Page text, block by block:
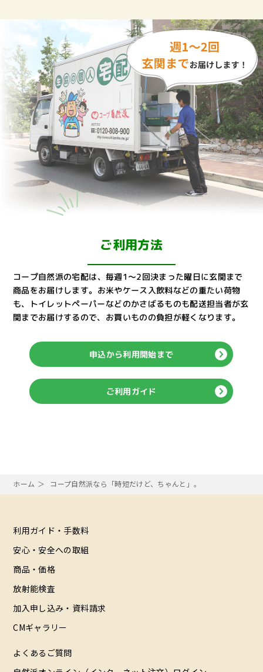
ご利用方法
コープ自然派の宅配は、毎週1～2回決まった曜日に玄関まで
商品をお届けします。 お米やケース入飲料などの重たい荷物
も、トイレットペーパーなどのかさばるものも配送担当者が玄
関までお届けするので、お買いものの負担が軽くなります。
申込から利用開始まで
ご利用ガイド
ホーム コープ自然派なら「時短だけど、ちゃんと」。
利用ガイド・手数料
安心・安全への取組
商品・価格
放射能検査
加入申し込み・資料請求
CMギャラリー
よくあるご質問